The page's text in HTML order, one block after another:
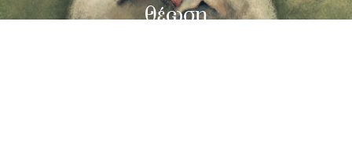
θέωση